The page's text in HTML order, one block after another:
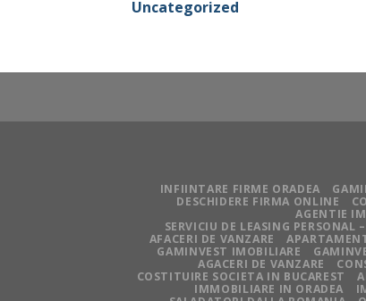
Uncategorized
INFIINTARE FIRME ORADEA
DESCHIDERE FIRMA ONLINE
AGENTIE
SERVICIU DE LEASING
AFACERI DE VANZARE
GAMINVEST IMOBILIARE
AGACERI DE VANZARE
COSTITUIRE SOCIETA IN BUCAREST
IMMOBILIARE IN ORADEA